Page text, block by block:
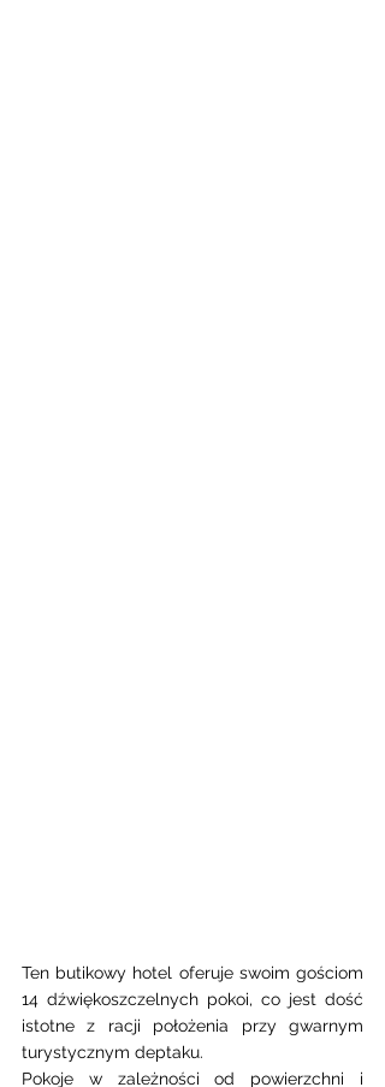
Ten butikowy hotel oferuje swoim gościom
14 dźwiękoszczelnych pokoi, co jest dość
istotne z racji położenia przy gwarnym
turystycznym deptaku.
Pokoje w zależności od powierzchni i